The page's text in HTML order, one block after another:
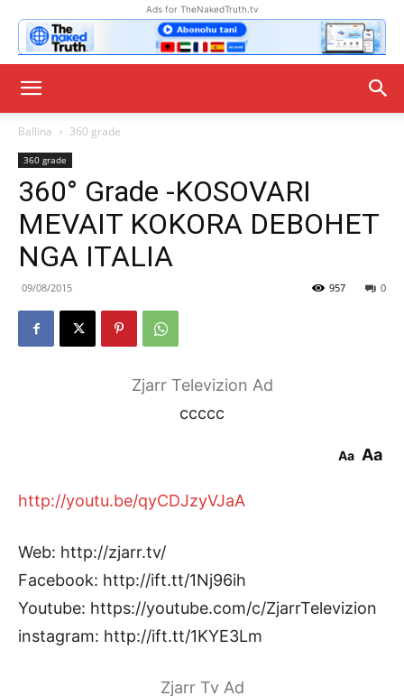
Ads for TheNakedTruth.tv
Ballina 360 grade
360 grade
360° Grade -KOSOVARI
MEVAIT KOKORA DEBOHET
NGA ITALIA
09/08/2015 0
957
Zjarr Televizion Ad
ccccc
Aa Aa
http://youtu.be/qyCDJzyVJaA
Web: http://zjarr.tv/
Facebook: http://ift.tt/1Nj96ih
Youtube: https://youtube.com/c/ZjarrTelevizion
instagram: http://ift.tt/1KYE3Lm
Zjarr Tv Ad